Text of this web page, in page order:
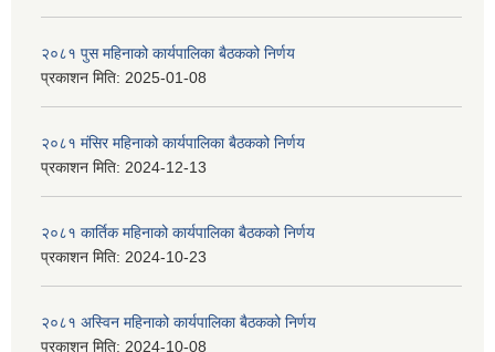
२०८१ पुस महिनाको कार्यपालिका बैठकको निर्णय
प्रकाशन मिति: 2025-01-08
२०८१ मंसिर महिनाको कार्यपालिका बैठकको निर्णय
प्रकाशन मिति: 2024-12-13
२०८१ कार्तिक महिनाको कार्यपालिका बैठकको निर्णय
प्रकाशन मिति: 2024-10-23
२०८१ अस्विन महिनाको कार्यपालिका बैठकको निर्णय
प्रकाशन मिति: 2024-10-08